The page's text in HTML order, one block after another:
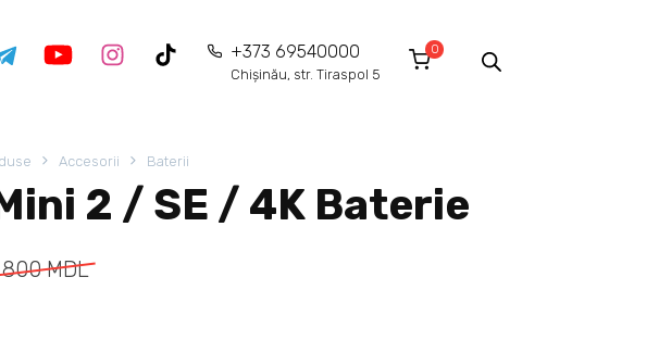
+373 69540000
Chișinău, str. Tiraspol 5
0
Accesorii Baterii
2 / SE / 4K Baterie
800MDL